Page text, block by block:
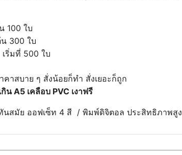
100 ใบ
300 ใบ
ริ่มที่ 500 ใบ
าสบาย ๆ สั่งน้อยก็ทำ สั่งเยอะก็ถูก
น A5 เคลือบ PVC เงาฟรี
สมัย ออฟเซ็ท 4 สี / พิมพ์ดิจิตอล ประสิทธิภาพสูง